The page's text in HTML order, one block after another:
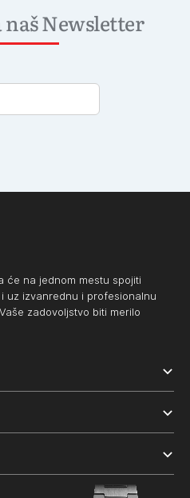
naš Newsletter
će na jednom mestu spojiti
uz izvanrednu i profesionalnu
zadovoljstvo biti merilo